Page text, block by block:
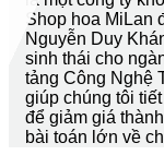
Shop hoa MiLan
Nguyễn Duy
sinh thái cho
tảng Công Nghệ
giúp chúng tôi
để giảm giá
bài toán lớn về